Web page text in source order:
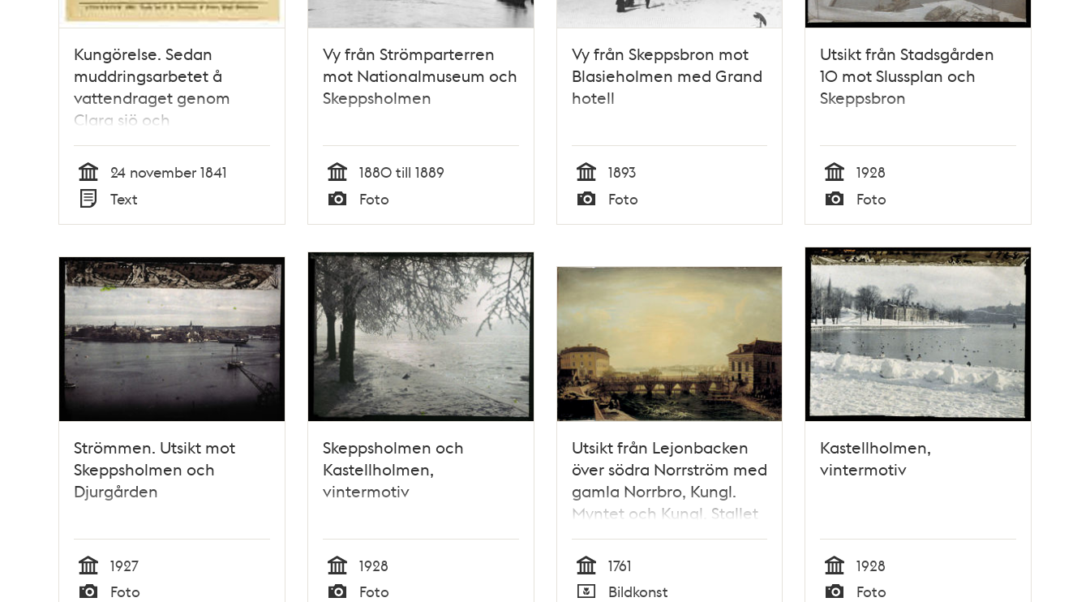
Kungörelse. Sedan
muddringsarbetet å
vattendraget genom
Clara sjö och
Rörstrandsviken samt
kanalen ut till
Carlbergsviken numera
blifvit
fullbordadt...Stockholm
den 24 november 1841.
Tid
24 november 1841
Typ
Text
Vy från Strömparterren
mot Nationalmuseum och
Skeppsholmen
Tid
1880 till 1889
Typ
Foto
Vy från Skeppsbron mot
Blasieholmen med Grand
hotell
Tid
1893
Typ
Foto
Utsikt från Stadsgården
10 mot Slussplan och
Skeppsbron
Tid
1928
Typ
Foto
Strömmen. Utsikt mot
Skeppsholmen och
Djurgården
Tid
1927
Foto
Skeppsholmen och
Kastellholmen,
vintermotiv
Tid
1928
Foto
Utsikt från Lejonbacken
över södra Norrström med
gamla Norrbro, Kungl.
Myntet och Kungl. Stallet
Tid
1761
Bildkonst
Kastellholmen,
vintermotiv
Tid
1928
Foto